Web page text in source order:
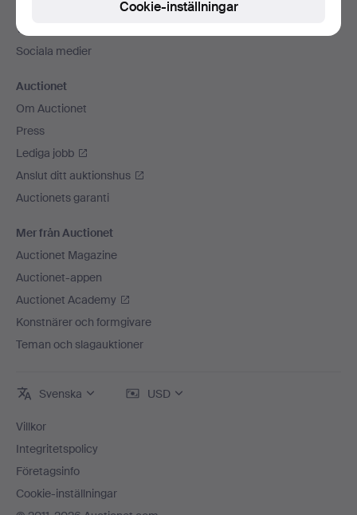
Vi skickar med
Sociala medier
Auctionet
Om Auctionet
Press
Lediga jobb
Anslut ditt auktionshus
Auctionets garanti
Mer från Auctionet
Auctionet Magazine
Auctionet-appen
Auctionet Academy
Konstnärer och formgivare
Teman och slagauktioner
Svenska USD
Villkor
Integritetspolicy
Företagsinfo
Cookie-inställningar
Cookie-inställningar